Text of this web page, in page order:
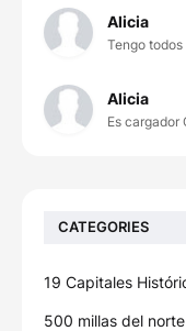
Alicia
Tengo
Alicia
Es cargador
CATEGORIES
19 Capitales
500 millas del norte